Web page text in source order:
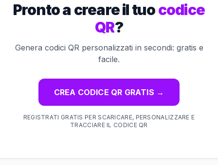
Pronto a creare il tuocodice
QR?
Genera codici QR personalizzati in secondi: gratis e
facile.
CREA CODICE QR GRATIS →
REGISTRATI GRATIS PER SCARICARE, PERSONALIZZARE E
TRACCIARE IL CODICE QR